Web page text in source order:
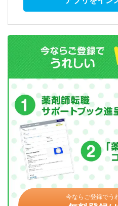
今ならご登録でう